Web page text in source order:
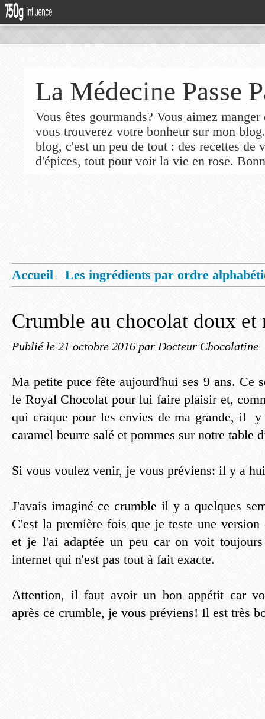
La Médecine Passe
Vous êtes gourmands? Vous aimez
vous trouverez votre bonheur sur mon
blog, c'est un peu de tout : des recettes de
d'épices, tout pour voir la vie en rose.
Accueil
Les ingrédients par ordre
Crumble au chocolat doux et
Publié le 21 octobre 2016 par Docteur Chocolatine
Ma petite puce fête aujourd'hui ses 9 ans. Ce
le Royal Chocolat pour lui faire plaisir et,
qui craque pour les envies de ma grande, il y
caramel beurre salé et pommes sur notre table
Si vous voulez venir, je vous préviens: il y a
J'avais imaginé ce crumble il y a quelques
C'est la première fois que je teste une version
et je l'ai adaptée un peu car on voit
internet qui n'est pas tout à fait exacte.
Attention, il faut avoir un bon appétit car
après ce crumble, je vous préviens! Il est très